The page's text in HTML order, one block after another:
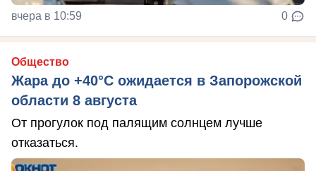
вчера в 10:59 0
Общество
Жара до +40°С ожидается в Запорожской
области 8 августа
От прогулок под палящим солнцем лучше
отказаться.